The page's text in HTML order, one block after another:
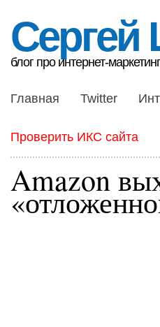
блог про интернет-
Главная Twitter
Проверить ИКС сайта
Amazon